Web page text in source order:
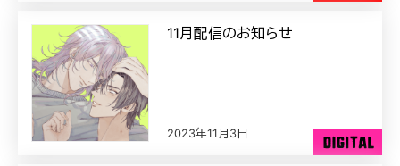
11月配信のお知らせ
2023年11月3日